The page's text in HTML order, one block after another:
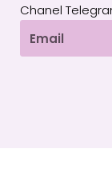
Chanel
Email